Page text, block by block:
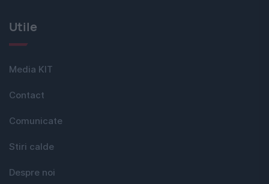
Utile
Media KIT
Contact
Comunicate
Stiri calde
Despre noi